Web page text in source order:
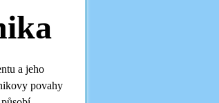
a jeho
povahy